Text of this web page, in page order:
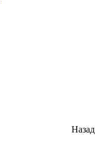
Назад